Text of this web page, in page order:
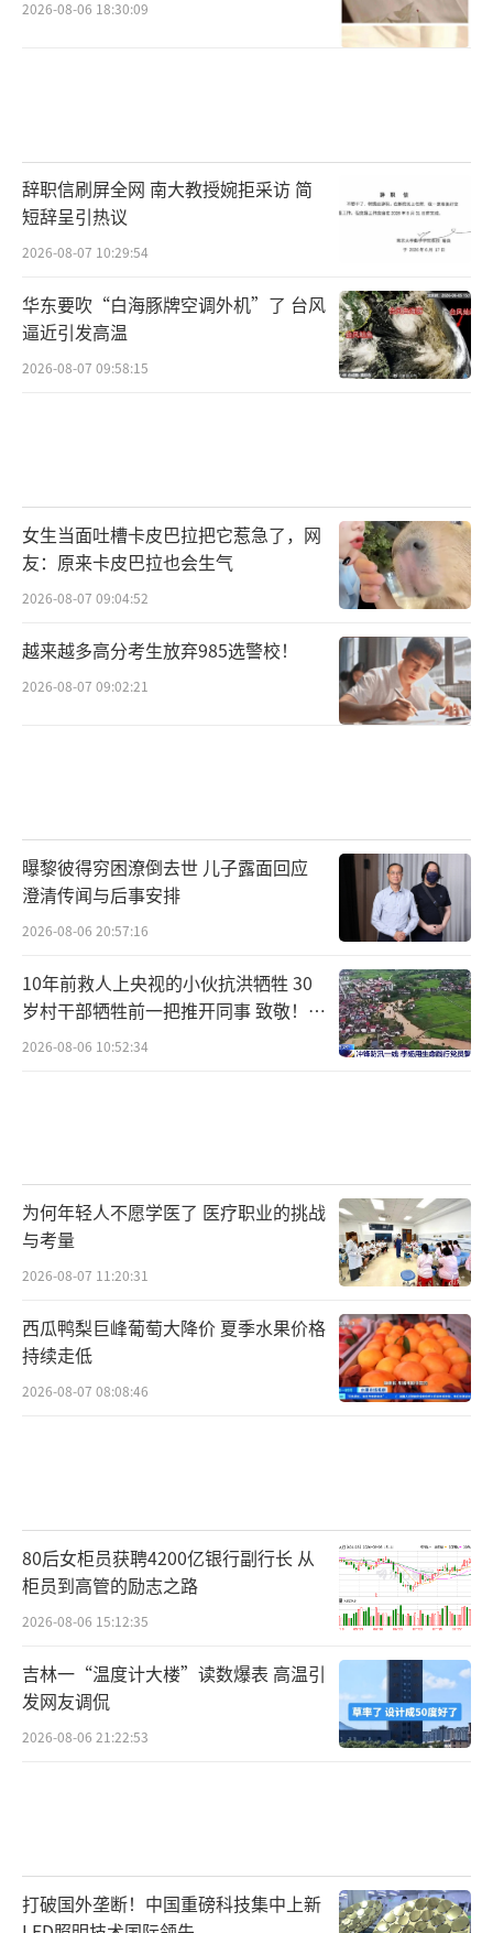
2026-08-06 18:30:09
辞职信刷屏全网 南大教授婉拒采访 简
短辞呈引热议
2026-08-07 10:29:54
华东要吹“白海豚牌空调外机”了 台风
逼近引发高温
2026-08-07 09:58:15
女生当面吐槽卡皮巴拉把它惹急了，网
友：原来卡皮巴拉也会生气
2026-08-07 09:04:52
越来越多高分考生放弃985选警校！
2026-08-07 09:02:21
曝黎彼得穷困潦倒去世 儿子露面回应
澄清传闻与后事安排
2026-08-06 20:57:16
10年前救人上央视的小伙抗洪牺牲 30
岁村干部牺牲前一把推开同事 致敬！送
别！
2026-08-06 10:52:34
为何年轻人不愿学医了 医疗职业的挑战
与考量
2026-08-07 11:20:31
西瓜鸭梨巨峰葡萄大降价 夏季水果价格
持续走低
2026-08-07 08:08:46
80后女柜员获聘4200亿银行副行长 从
柜员到高管的励志之路
2026-08-06 15:12:35
吉林一“温度计大楼”读数爆表 高温引
发网友调侃
2026-08-06 21:22:53
打破国外垄断！中国重磅科技集中上新